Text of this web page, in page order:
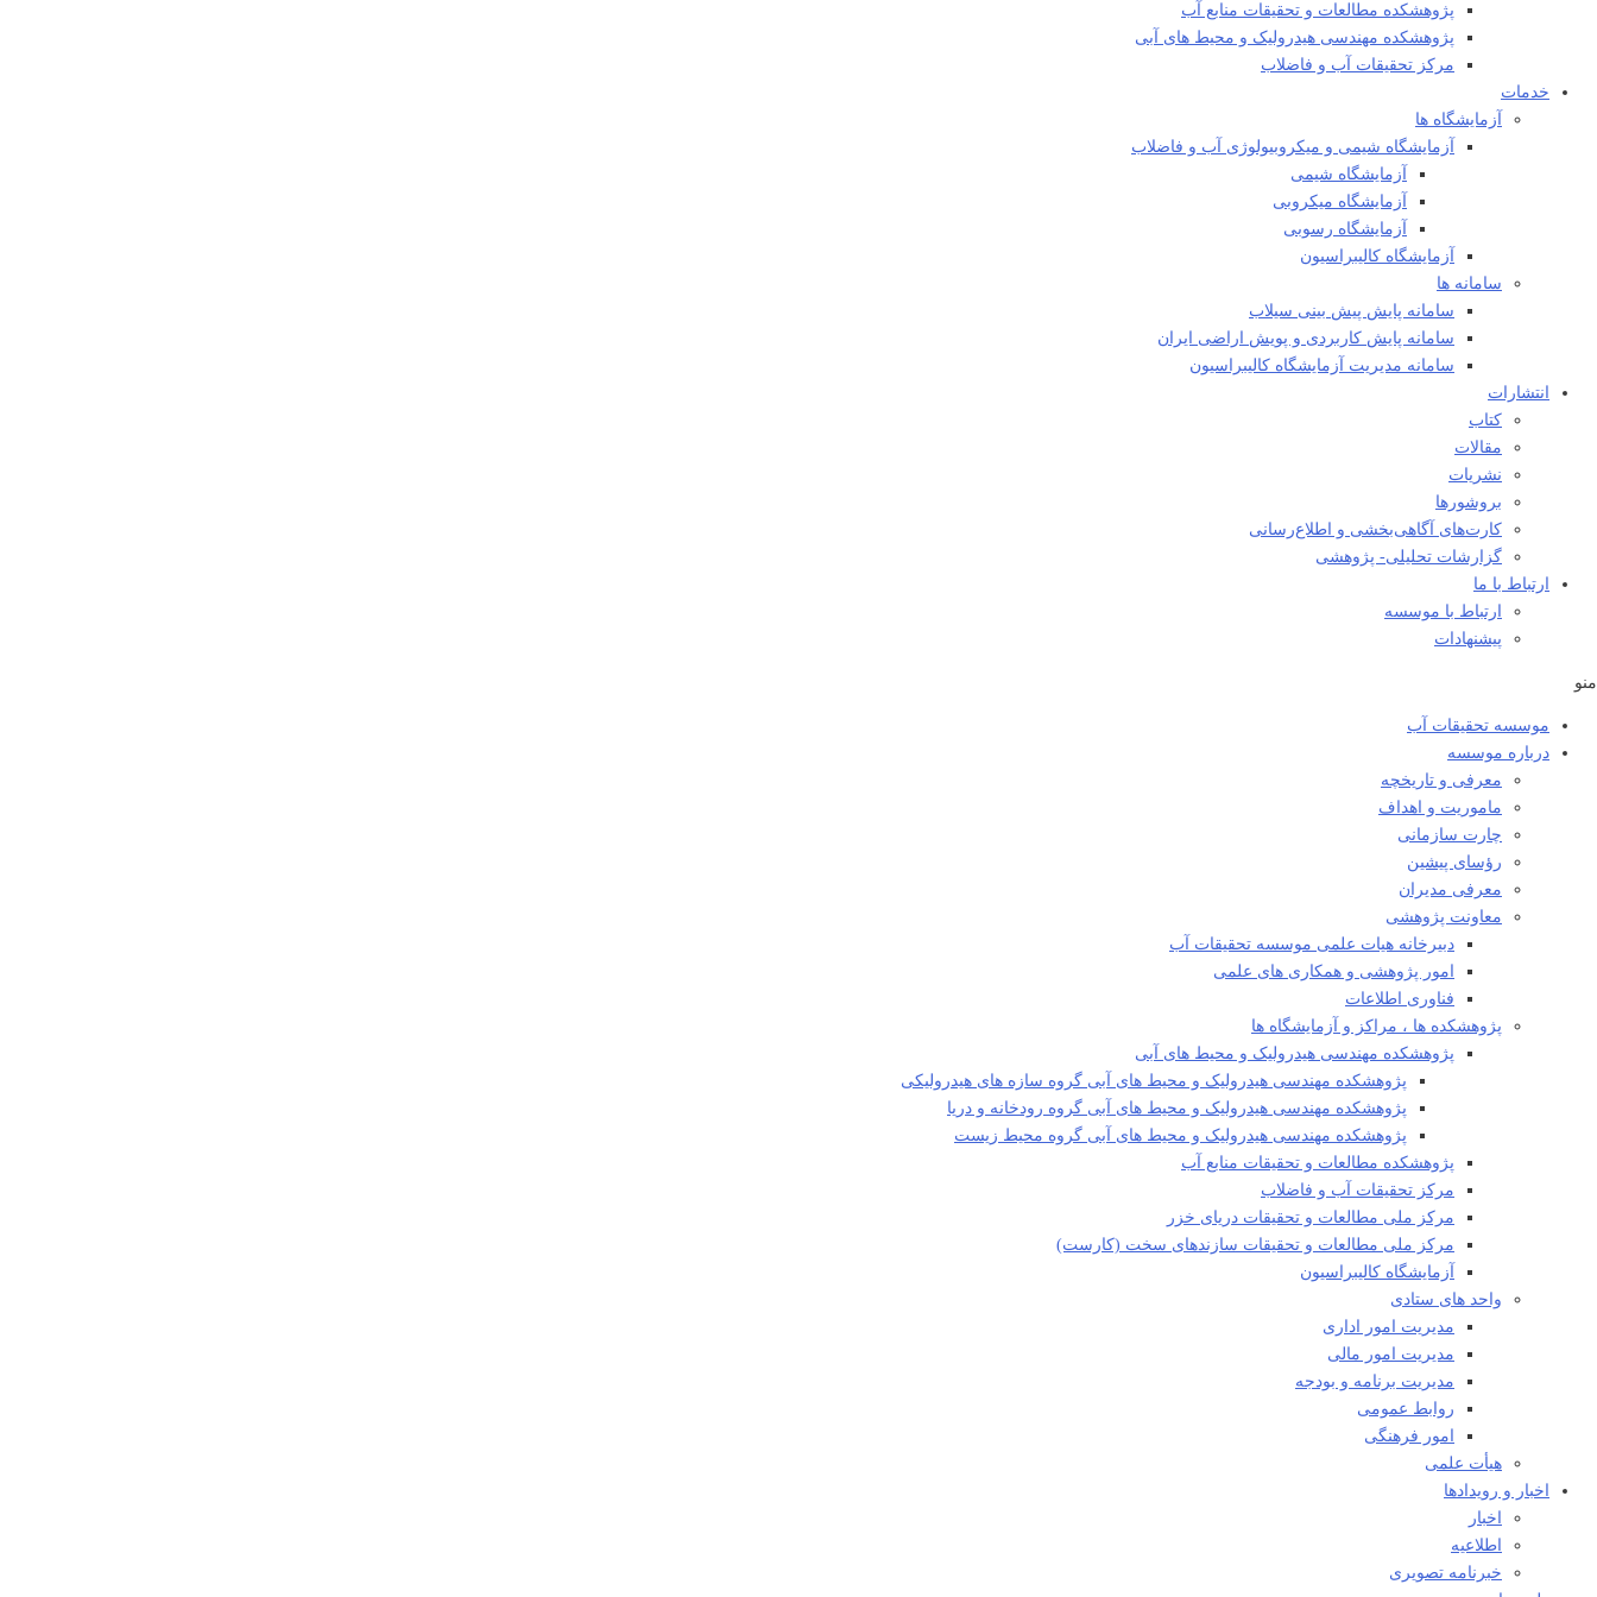
پژوهشکده مطالعات و تحقيقات منابع آب
پژوهشکده مهندسی هیدرولیک و محیط های آبی
مرکز تحقیقات آب و فاضلاب
خدمات
آزمایشگاه ها
آزمایشگاه شیمی و میکروبیولوژی آب و فاضلاب
آزمایشگاه شیمی
آزمایشگاه میکروبی
آزمایشگاه رسوبی
آزمایشگاه کالیبراسیون
سامانه ها
سامانه پایش پیش بینی سیلاب
سامانه پایش کاربردی و پویش اراضی ایران
سامانه مدیریت آزمایشگاه کالیبراسیون
انتشارات
کتاب
مقالات
نشریات
بروشورها
کارت‌های آگاهی‌بخشی و اطلاع‌رسانی
گزارشات تحلیلی- پژوهشی
ارتباط با ما
ارتباط با موسسه
پیشنهادات
منو
موسسه تحقیقات آب
درباره موسسه
معرفی و تاریخچه
ماموریت و اهداف
چارت سازمانی
رؤسای پیشین
معرفی مدیران
معاونت پژوهشی
دبیرخانه هیات علمی موسسه تحقیقات آب
امور پژوهشی و همکاری های علمی
فناوری اطلاعات
پژوهشکده ها ، مراکز و آزمایشگاه ها
پژوهشکده مهندسی هیدرولیک و محیط های آبی
پژوهشکده مهندسی هیدرولیک و محیط های آبی گروه سازه های هیدرولیکی
پژوهشکده مهندسی هیدرولیک و محیط های آبی گروه رودخانه و دریا
پژوهشکده مهندسی هیدرولیک و محیط های آبی گروه محیط زیست
پژوهشکده مطالعات و تحقیقات منابع آب
مرکز تحقیقات آب و فاضلاب
مرکز ملی مطالعات و تحقیقات دریای خزر
مرکز ملی مطالعات و تحقیقات سازندهای سخت (کارست)
آزمایشگاه کالیبراسیون
واحد های ستادی
مدیریت امور اداری
مدیریت امور مالی
مدیریت برنامه و بودجه
روابط عمومی
امور فرهنگی
هیأت علمی​
اخبار و رویدادها
اخبار
اطلاعیه
خبرنامه تصویری